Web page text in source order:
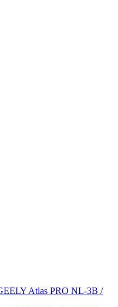
Atlas PRO NL-3B /